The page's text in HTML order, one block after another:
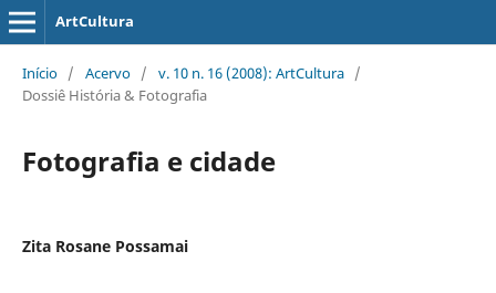
ArtCultura
Início / Acervo / v. 10 n. 16 (2008): ArtCultura /
Dossiê História & Fotografia
Fotografia e cidade
Zita Rosane Possamai